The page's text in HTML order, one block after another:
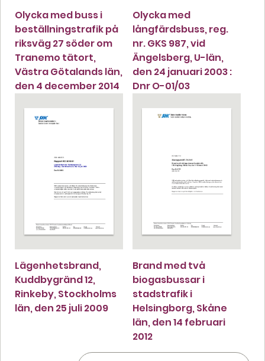
Olycka med buss i
beställningstrafik på
riksväg 27 söder om
Tranemo tätort,
Västra Götalands län,
den 4 december 2014
Olycka med
långfärdsbuss, reg.
nr. GKS 987, vid
Ängelsberg, U-län,
den 24 januari 2003 :
Dnr O-01/03
Lägenhetsbrand,
Kuddbygränd 12,
Rinkeby, Stockholms
län, den 25 juli 2009
Brand med två
biogasbussar i
stadstrafik i
Helsingborg, Skåne
län, den 14 februari
2012